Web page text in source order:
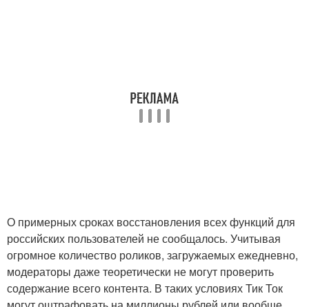
О примерных сроках восстановления всех функций для
российских пользователей не сообщалось. Учитывая
огромное количество роликов, загружаемых ежедневно,
модераторы даже теоретически не могут проверить
содержание всего контента. В таких условиях Тик Ток